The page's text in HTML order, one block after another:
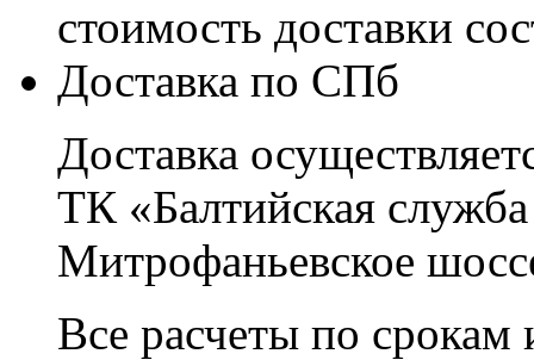
стоимость доставки
Доставка по СПб
Доставка
ТК «Балтийская
Митрофаньевское
Все расчеты по срокам